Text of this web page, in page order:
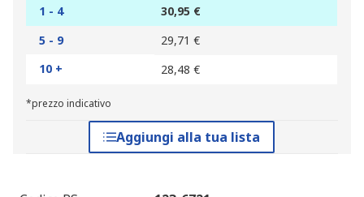
1 - 4
30,95 €
5 - 9
29,71 €
10 +
28,48 €
*prezzo indicativo
Aggiungi alla tua lista